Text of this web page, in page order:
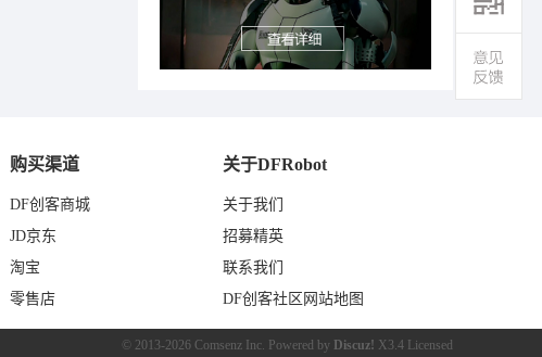
购买渠道
DF创客商城
JD京东
淘宝
零售店
关于DFRobot
关于我们
招募精英
联系我们
DF创客社区网站地图
© 2013-2026 Comsenz Inc. Powered by Discuz! X3.4 Licensed